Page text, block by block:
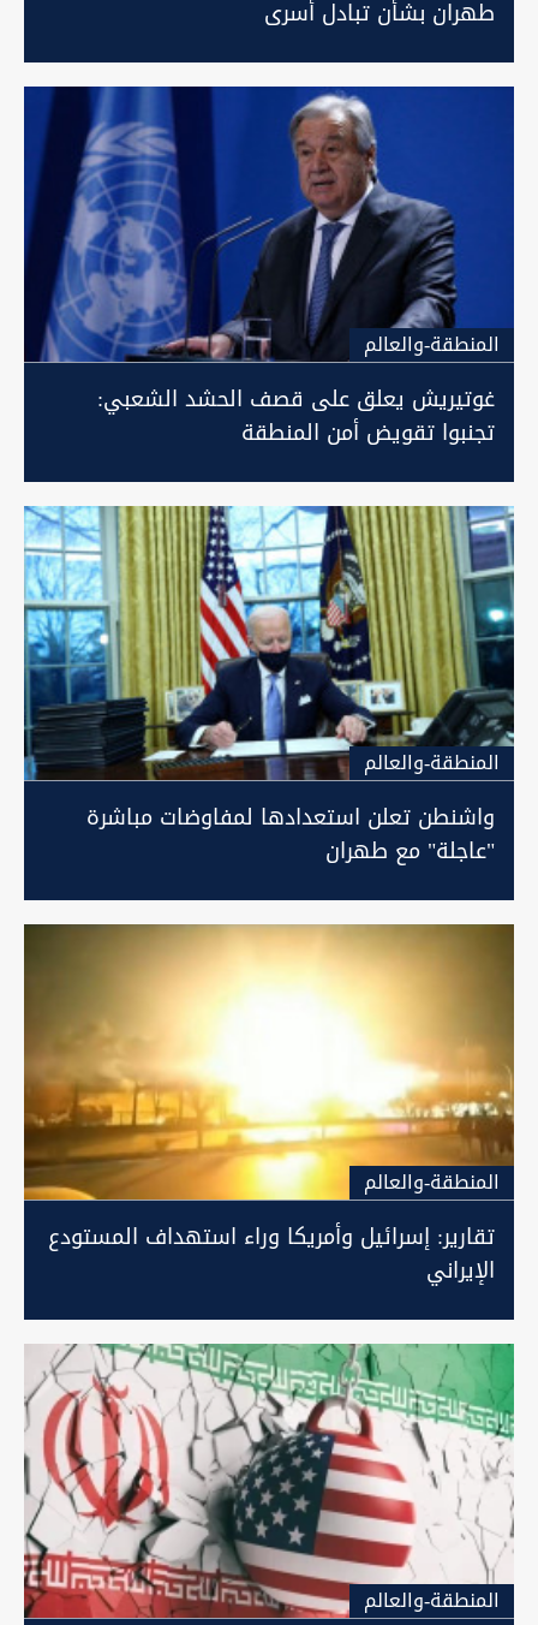
طهران بشأن تبادل أسرى
المنطقة-والعالم
غوتيريش يعلق على قصف الحشد الشعبي:
تجنبوا تقويض أمن المنطقة
المنطقة-والعالم
واشنطن تعلن استعدادها لمفاوضات مباشرة
"عاجلة" مع طهران
المنطقة-والعالم
تقارير: إسرائيل وأمريكا وراء استهداف المستودع
الإيراني
المنطقة-والعالم